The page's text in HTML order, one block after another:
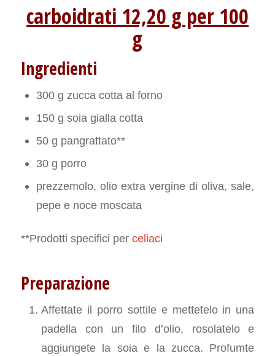
carboidrati 12,20 g per 100
g
Ingredienti
300 g zucca cotta al forno
150 g soia gialla cotta
50 g pangrattato**
30 g porro
prezzemolo, olio extra vergine di oliva, sale,
pepe e noce moscata
**Prodotti specifici per celiaci
Preparazione
Affettate il porro sottile e mettetelo in una
padella con un filo d’olio, rosolatelo e
aggiungete la soia e la zucca. Profumte